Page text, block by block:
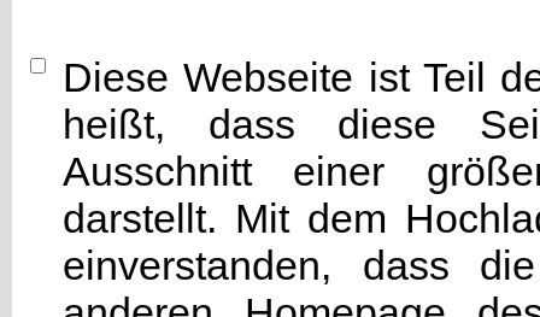
Diese Webseite ist Teil
heißt, dass diese
Ausschnitt einer
darstellt. Mit dem
einverstanden, dass